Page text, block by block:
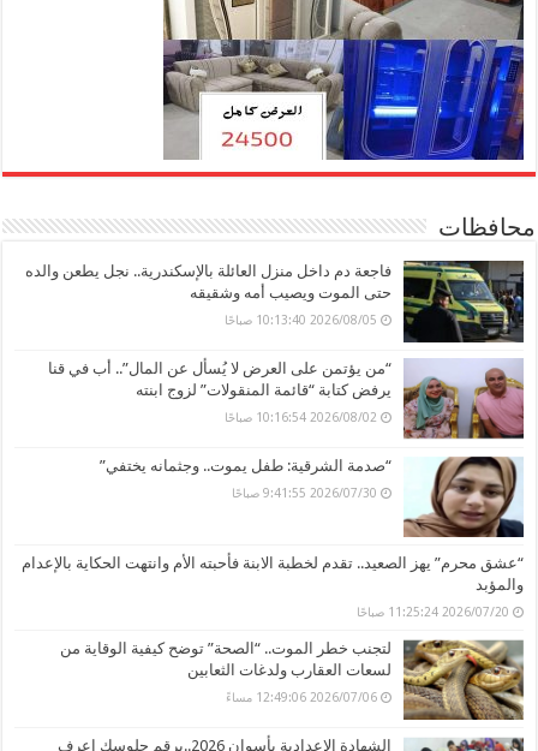
محافظات
فاجعة دم داخل منزل العائلة بالإسكندرية.. نجل يطعن والده
حتى الموت ويصيب أمه وشقيقه
2026/08/05 10:13:40 صباحًا
“من يؤتمن على العرض لا يُسأل عن المال”.. أب في قنا
يرفض كتابة “قائمة المنقولات” لزوج ابنته
2026/08/02 10:16:54 صباحًا
“صدمة الشرقية: طفل يموت.. وجثمانه يختفي”
2026/07/30 9:41:55 صباحًا
“عشق محرم” يهز الصعيد.. تقدم لخطبة الابنة فأحبته الأم وانتهت الحكاية بالإعدام
والمؤبد
2026/07/20 11:25:24 صباحًا
لتجنب خطر الموت.. “الصحة” توضح كيفية الوقاية من
لسعات العقارب ولدغات الثعابين
2026/07/06 12:49:06 مساءً
الشهادة الإعدادية بأسوان 2026..برقم جلوسك اعرف